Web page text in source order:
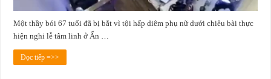
Một thầy bói 67 tuổi đã bị bắt vì tội hấp diêm phụ nữ dưới chiêu bài thực
hiện nghi lễ tâm linh ở Ấn …
Đọc tiếp =>>